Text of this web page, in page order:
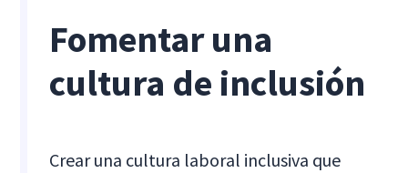
Fomentar una
cultura de inclusión
Crear una cultura laboral inclusiva que